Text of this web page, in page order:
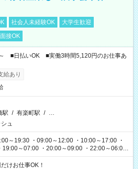
社会人未経験OK
大学生歓迎
接OK
■日払いOK ■実働3時間5,120円のお仕事あ
給あり
駅 / 有楽町駅 / …
ュ
～19:30 ・09:00～12:00 ・10:00～17:00 ・
19:00～07:00 ・20:00～09:00 ・22:00～06:00
けお仕事OK！